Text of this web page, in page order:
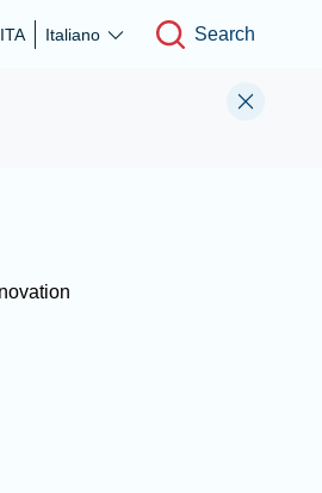
ITA Italiano Search